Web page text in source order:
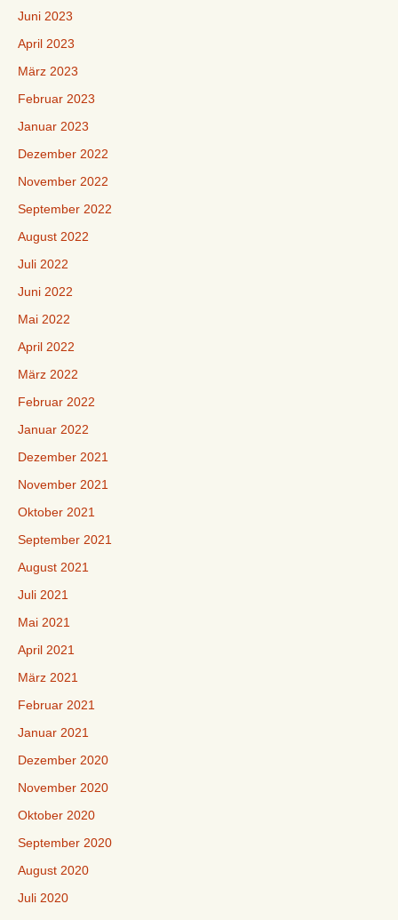
Juni 2023
April 2023
März 2023
Februar 2023
Januar 2023
Dezember 2022
November 2022
September 2022
August 2022
Juli 2022
Juni 2022
Mai 2022
April 2022
März 2022
Februar 2022
Januar 2022
Dezember 2021
November 2021
Oktober 2021
September 2021
August 2021
Juli 2021
Mai 2021
April 2021
März 2021
Februar 2021
Januar 2021
Dezember 2020
November 2020
Oktober 2020
September 2020
August 2020
Juli 2020